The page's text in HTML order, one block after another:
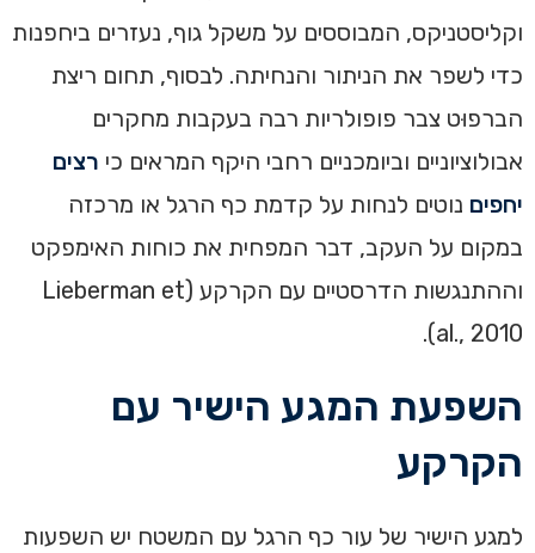
וקליסטניקס, המבוססים על משקל גוף, נעזרים ביחפנות
כדי לשפר את הניתור והנחיתה. לבסוף, תחום ריצת
הברפוּט צבר פופולריות רבה בעקבות מחקרים
אבולוציוניים וביומכניים רחבי היקף המראים כי רצים
יחפים נוטים לנחות על קדמת כף הרגל או מרכזה
במקום על העקב, דבר המפחית את כוחות האימפקט
וההתנגשות הדרסטיים עם הקרקע (Lieberman et
al., 2010).
השפעת המגע הישיר עם
הקרקע
למגע הישיר של עור כף הרגל עם המשטח יש השפעות